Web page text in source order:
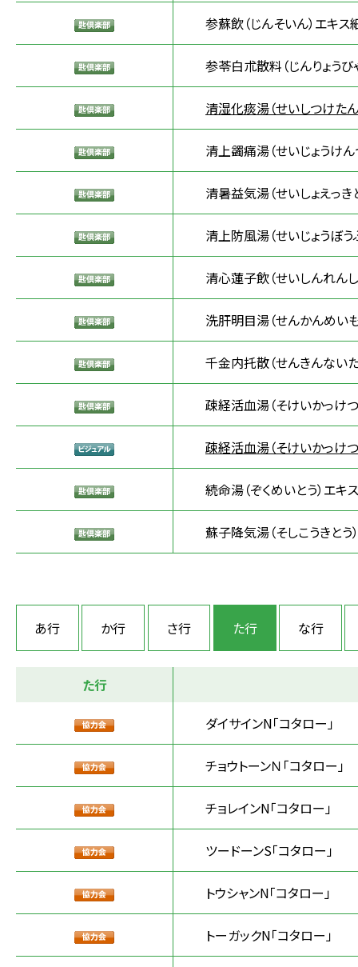
参蘇飲（じんそいん）エキス
参苓白朮散料（じんりょうび
清湿化痰湯（せいしつけた
清上蠲痛湯（せいじょうけん
清暑益気湯（せいしょえっき
清上防風湯（せいじょうぼう
清心蓮子飲（せいしんれん
洗肝明目湯（せんかんめい
千金内托散（せんきんない
疎経活血湯（そけいかっけ
疎経活血湯（そけいかっけ
続命湯（ぞくめいとう）エキ
蘇子降気湯（そしこうきとう
あ行 か行 さ行 た行 な行
た行
ダイサインN「コタロー」
チョウトーンＮ「コタロー」
チョレインN「コタロー」
ツードーンS「コタロー」
トウシャンN「コタロー」
トーガックN「コタロー」